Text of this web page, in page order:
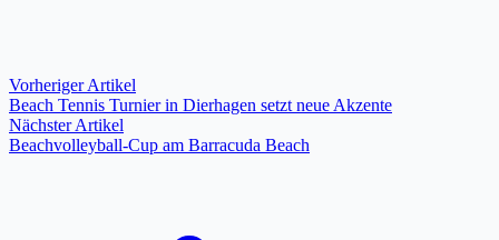
Vorheriger Artikel
Beach Tennis Turnier in Dierhagen setzt neue Akzente
Nächster Artikel
Beachvolleyball-Cup am Barracuda Beach